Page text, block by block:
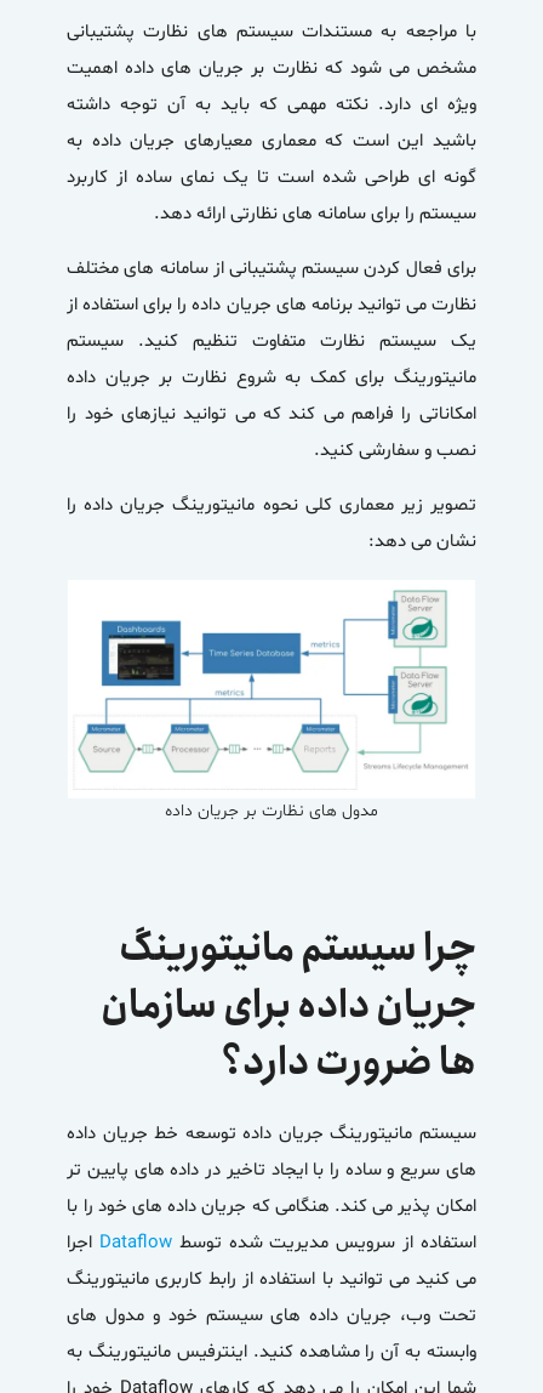
با مراجعه به مستندات سیستم های نظارت پشتیبانی
مشخص می شود که نظارت بر جریان های داده اهمیت
ویژه ای دارد. نکته مهمی که باید به آن توجه داشته
باشید این است که معماری معیارهای جریان داده به
گونه ای طراحی شده است تا یک نمای ساده از کاربرد
سیستم را برای سامانه های نظارتی ارائه دهد.
برای فعال کردن سیستم پشتیبانی از سامانه های مختلف
نظارت می توانید برنامه های جریان داده را برای استفاده از
یک سیستم نظارت متفاوت تنظیم کنید. سیستم
مانیتورینگ برای کمک به شروع نظارت بر جریان داده
امکاناتی را فراهم می کند که می توانید نیازهای خود را
نصب و سفارشی کنید.
تصویر زیر معماری کلی نحوه مانیتورینگ جریان دادهرا
نشان می دهد:
مدول های نظارت بر جریان داده
چرا سیستم مانیتورینگ
جریان داده برای سازمان
ها ضرورت دارد؟
سیستم مانیتورینگ جریان دادهتوسعه خط جریان داده
های سریع و ساده را با ایجاد تاخیر در داده های پایین تر
امکان پذیر می کند. هنگامی که جریان داده های خود را با
استفاده از سرویس مدیریت شده توسط Dataflow اجرا
می کنید می توانید با استفاده از رابط کاربری مانیتورینگ
تحت وب، جریان داده های سیستم خود و مدول های
وابسته به آن را مشاهده کنید. اینترفیس مانیتورینگ به